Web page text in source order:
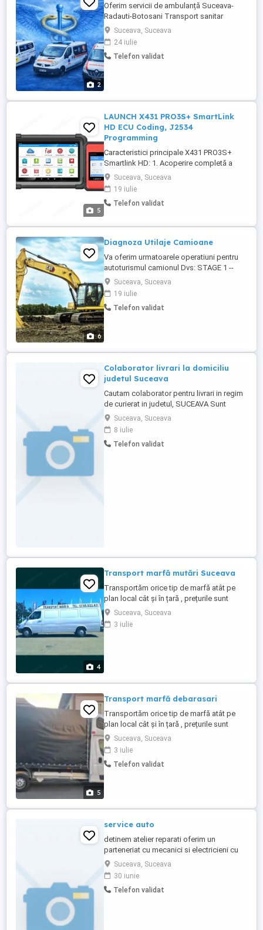
2
Oferim servicii de ambulanță Suceava-
Radauti-Botosani Transport sanitar
asistat și neasistat Asistență la
evenimente O echipa de profesioniști
Medici Asistenți Paramedici Ambulantieri
Program 24 24 h
Suceava, Suceava
24 iulie
Telefon validat
5
LAUNCH X431 PRO3S+ SmartLink
HD ECU Coding, J2534
Programming
Caracteristici principale X431 PRO3S+
Smartlink HD: 1. Acoperire completă a
sistemului vehiculului pentru peste 150 de
mărci din lume plus camioane, utilaje
actualizată continuu. 2. Identifică automat
VIN-ul la conectarea la vehicul pentru o
tipurile de OTC ...
Suceava, Suceava
19 iulie
Telefon validat
6
Diagnoza Utilaje Camioane
Va oferim urmatoarele operatiuni pentru
autoturismul camionul Dvs: STAGE 1 --
CHIPTUNING -- REMAPARI Power Tuning
(baza de date cu file testate 45000)
Remediere Reparatie probleme DPF - filtru
de particule (spalare, regenerare,
Suceava, Suceava
19 iulie
Telefon validat
Colaborator livrari la domiciliu
judetul Suceava
Cautam colaborator pentru livrari in regim
de curierat in judetul, SUCEAVA Sunt
necesare cuburi de 3.5 tone carosate sau
prelate cu dimensiuni. Echipaje formate
din 2 curieri pe masina pt livrari de
electrocasnice mari (frigidere, masini de
Suceava, Suceava
8 iulie
Telefon validat
4
Transport marfă mutări Suceava
Transportăm orice tip de marfă atât pe
plan local cât și în țară , prețurile sunt
negociabile . Transport
Mobilă,Marfă,Moloz,Motociclete,atv-
uri,etc! Fie că este vorba de colete
Suceava, Suceava
3 iulie
5
Transport marfă debarasari
Transportăm orice tip de marfă atât pe
plan local cât și în țară , prețurile sunt
negociabile . Transport
Mobilă,Marfă,Moloz,Motociclete,atv-
uri,etc! Fie că este vorba de colete
voluminoase, transport marfă paletată,
Suceava, Suceava
3 iulie
Telefon validat
service auto
detinem atelier reparati oferim un
parteneriat cu mecanici si electricieni cu
experienta in domeniul auto trimiteti cv si
oferta pe care o doriti in functie de
expiereta acumulata in profesie
Suceava, Suceava
30 iunie
Telefon validat